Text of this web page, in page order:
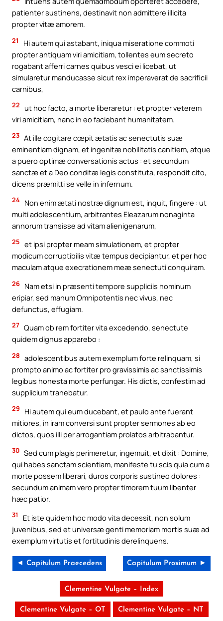
patienter sustinens, destinavit non admittere illicita
propter vitæ amorem.
21
Hi autem qui astabant, iniqua miseratione commoti
propter antiquam viri amicitiam, tollentes eum secreto
rogabant afferri carnes quibus vesci ei licebat, ut
simularetur manducasse sicut rex imperaverat de sacrificii
carnibus,
22 ut hoc facto, a morte liberaretur : et propter veterem
viri amicitiam, hanc in eo faciebant humanitatem.
23 At ille cogitare cœpit ætatis ac senectutis suæ
eminentiam dignam, et ingenitæ nobilitatis canitiem, atque
a puero optimæ conversationis actus : et secundum
sanctæ et a Deo conditæ legis constituta, respondit cito,
dicens præmitti se velle in infernum.
24 Non enim ætati nostræ dignum est, inquit, fingere : ut
multi adolescentium, arbitrantes Eleazarum nonaginta
annorum transisse ad vitam alienigenarum,
25 et ipsi propter meam simulationem, et propter
modicum corruptibilis vitæ tempus decipiantur, et per hoc
maculam atque execrationem meæ senectuti conquiram.
26 Nam etsi in præsenti tempore suppliciis hominum
eripiar, sed manum Omnipotentis nec vivus, nec
defunctus, effugiam.
27 Quam ob rem fortiter vita excedendo, senectute
quidem dignus apparebo :
28 adolescentibus autem exemplum forte relinquam, si
prompto animo ac fortiter pro gravissimis ac sanctissimis
legibus honesta morte perfungar. His dictis, confestim ad
supplicium trahebatur.
29
Hi autem qui eum ducebant, et paulo ante fuerant
mitiores, in iram conversi sunt propter sermones ab eo
dictos, quos illi per arrogantiam prolatos arbitrabantur.
30 Sed cum plagis perimeretur, ingemuit, et dixit : Domine,
qui habes sanctam scientiam, manifeste tu scis quia cum a
morte possem liberari, duros corporis sustineo dolores :
secundum animam vero propter timorem tuum libenter
hæc patior.
31
Et iste quidem hoc modo vita decessit, non solum
juvenibus, sed et universæ genti memoriam mortis suæ ad
exemplum virtutis et fortitudinis derelinquens.
◄ Capitulum Praecedens Capitulum Proximum ►
Clementine Vulgate – Index
Clementine Vulgate – OT Clementine Vulgate – NT